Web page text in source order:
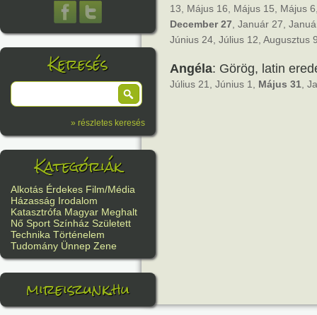
Keresés
» részletes keresés
Kategóriák
Alkotás Érdekes Film/Média
Házasság Irodalom
Katasztrófa Magyar Meghalt
Nő Sport Színház Született
Technika Történelem
Tudomány Ünnep Zene
mireiszunk.hu
13, Május 16, Május 15, Május
December 27 , Január 27,
Június 24, Július 12, Augusztus
Angéla: Görög, latin
Július 21, Június 1, Május 31 ,